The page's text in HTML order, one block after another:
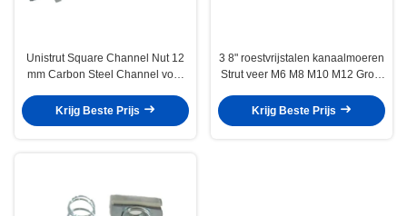
Unistrut Square Channel Nut 12
mm Carbon Steel Channel voor
Krijg Beste Prijs
3 8" roestvrijstalen kanaalmoeren
Strut veer M6 M8 M10 M12 Grote
Krijg Beste Prijs